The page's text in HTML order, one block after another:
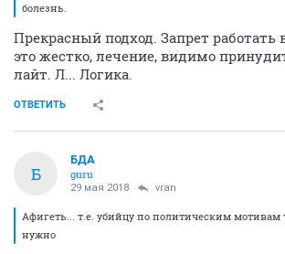
болезнь.
Прекрасный подход. Запрет работать
это жестко, лечение, видимо
лайт. Л... Логика.
ОТВЕТИТЬ
Б
БДА
guru
29 мая 2018 vran
Афигеть... т.е. убийцу по политическим мотивам
нужно